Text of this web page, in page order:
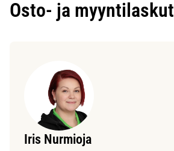
Osto- ja myyntilaskut
Iris Nurmioja